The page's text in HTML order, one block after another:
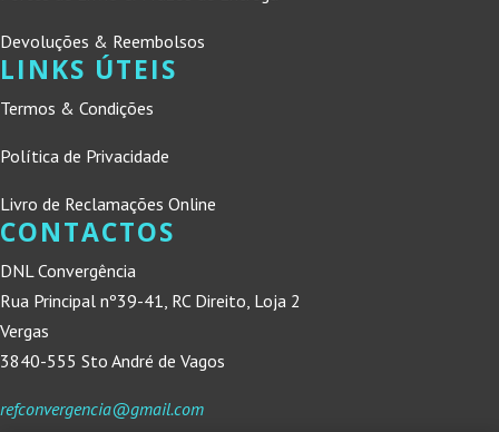
Devoluções & Reembolsos
LINKS ÚTEIS
Termos & Condições
Política de Privacidade
Livro de Reclamações Online
CONTACTOS
DNL Convergência
Rua Principal nº39-41, RC Direito, Loja 2
Vergas
3840-555 Sto André de Vagos
refconvergencia@gmail.com